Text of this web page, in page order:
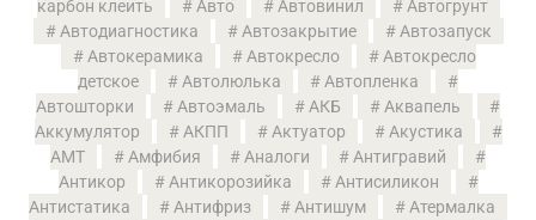
карбон клеить
Авто Автовинил
Автогрунт
Автодиагностика
Автозакрытие
Автозапуск
Автокерамика
Автокресло
Автокресло
детское
Автолюлька
Автопленка
Автошторки
Автоэмаль АКБ
Аквапель
Аккумулятор
АКПП Актуатор
Акустика
АМТ
Амфибия Аналоги
Антигравий
Антикор
Антикорозийка
Антисиликон
Антистатика
Антифриз Антишум
Атермалка